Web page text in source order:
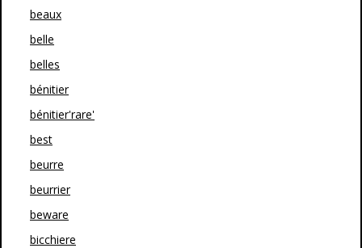
beaux
belle
belles
bénitier
bénitier'rare'
best
beurre
beurrier
beware
bicchiere